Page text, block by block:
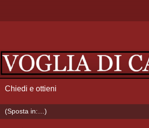
Chiedi e ottieni